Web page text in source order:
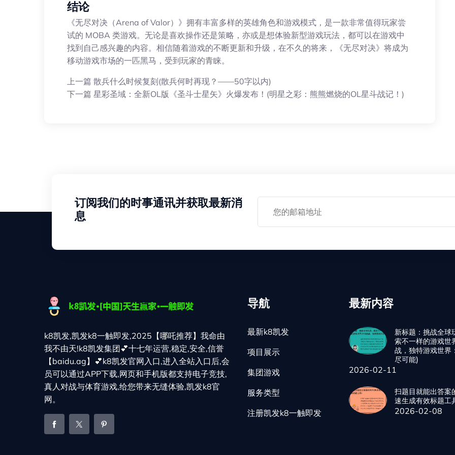
结论
《无尽对决（Arena of Valor）》拥有丰富多样的英雄角色和游戏模式，是一款非常值得玩家尝
试的 MOBA 类游戏。无论是喜欢操作还是策略，亦或是想体验新型游戏玩法，都可以在游戏中
找到自己感兴趣的内容。相信随着游戏的不断更新和升级，在不久的将来，《无尽对决》将成为
移动游戏市场的一匹黑马，受到玩家的青睐。
上一篇 散兵什么时候复刻(散兵何时再现？——50字以内)
下一篇 星彩圣域：全新OL版《圣斗士星矢》火爆发布！(明星之彩：熊熊燃烧的OL星斗战记！)
订阅我们的时事通讯并获取最新消
息
k8凯发,凯发k8一触即发,2025【哪吒推荐】我命由
我不由天!k8凯发集团💕十七年运营,稳定,安全,信誉
【baidu.ag】💕k8凯发官网入口,进入全站入口后,会
员可以通过APP下载,网页和手机版都支持电子竞技,
真人对战与体育游戏,给您带来无缝体验,凯发k8官
网。
导航
最新k8凯发
项目展示
集团游戏
服务类型
注册凯发k8一触即发
最新内容
新标题：挑战全球
索不一样的游戏世
战，独特游戏世界
尽可能)
2026-02-11
扫题目就能出答案
速生成有效标题工
2026-02-08